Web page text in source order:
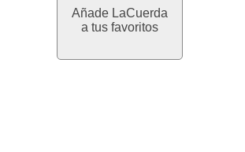
Añade LaCuerda
a tus favoritos